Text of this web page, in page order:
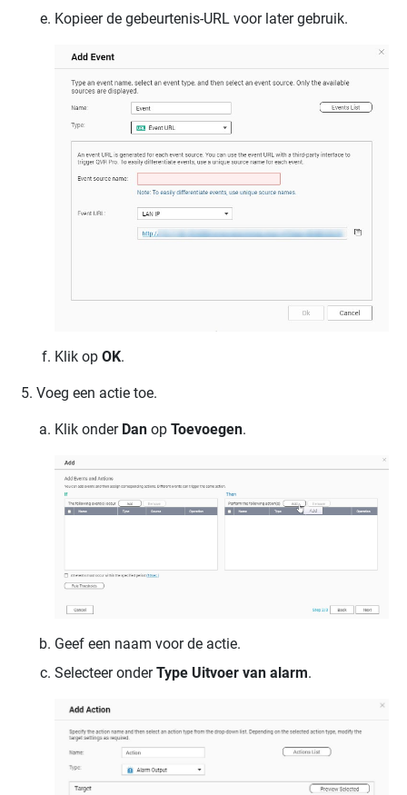
Kopieer de gebeurtenis-URL voor later gebruik.
Klik op OK.
Voeg een actie toe.
Klik onder Dan op Toevoegen.
Geef een naam voor de actie.
Selecteer onderType Uitvoer van alarm.